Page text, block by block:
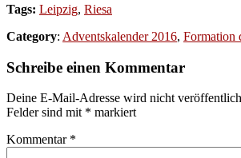
Tags: Leipzig, Riesa
Category: Adventskalender 2016, Formation
Schreibe einen Kommentar
Deine E-Mail-Adresse wird nicht
Felder sind mit * markiert
Kommentar *